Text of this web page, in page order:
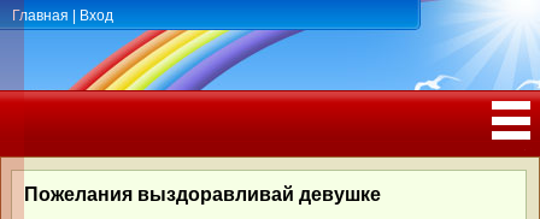
Главная Вход
РОЖДЕНИЯ, ЮБИЛЕЕМ
Пожелания выздоравливай девушке